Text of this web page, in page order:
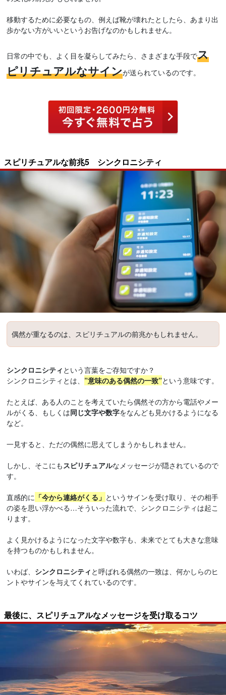
移動するために必要なもの、例えば靴が壊れたとしたら、あまり出
歩かない方がいいというお告げなのかもしれません。
日常の中でも、よく目を凝らしてみたら、さまざまな手段でス
ピリチュアルなサインが送られているのです。
スピリチュアルな前兆5 シンクロニシティ
偶然が重なるのは、スピリチュアルの前兆かもしれません。
シンクロニシティ という言葉をご存知ですか？
シンクロニシティとは、 ”意味のある偶然の一致”という意味です。
たとえば、ある人のことを考えていたら偶然その方から電話やメー
ルがくる、もしくは同じ文字や数字をなんども見かけるようになる
など。
一見すると、ただの偶然に思えてしまうかもしれません。
しかし、そこにも スピリチュアルなメッセージが隠されているので
す。
直感的に 「今から連絡がくる」 というサインを受け取り、その相手
の姿を思い浮かべる…そういった流れで、シンクロニシティは起こ
ります。
よく見かけるようになった文字や数字も、未来でとても大きな意味
を持つものかもしれません。
いわば、 シンクロニシティ と呼ばれる偶然の一致は、何かしらのヒ
ントやサインを与えてくれているのです。
最後に、スピリチュアルなメッセージを受け取るコツ